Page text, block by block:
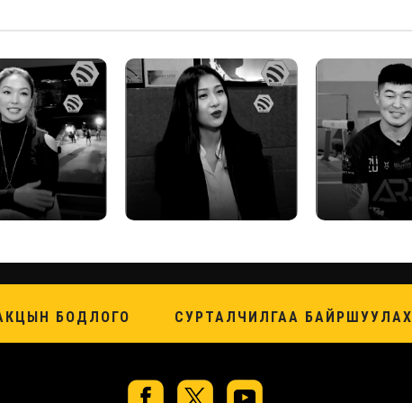
БОДЛОГО СУРТАЛЧИЛГАА БАЙРШУУЛАХ